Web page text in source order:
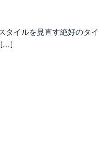
タイルを見直す絶好のタイ
[…]